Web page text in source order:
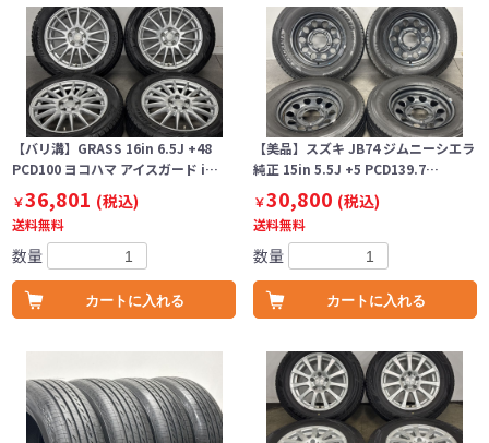
【バリ溝】GRASS 16in 6.5J +48
PCD100 ヨコハマ アイスガード i…
￥36,801 (税込)
送料無料
数量
カートに入れる
【美品】スズキ JB74 ジムニーシエラ
純正 15in 5.5J +5 PCD139.7…
￥30,800 (税込)
送料無料
数量
カートに入れる